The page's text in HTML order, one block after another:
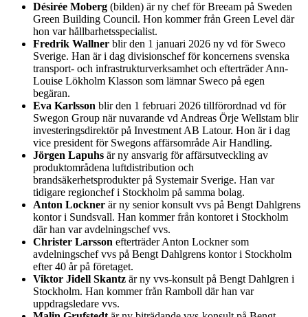
Désirée Moberg (bilden) är ny chef för Breeam på Sweden
Green Building Council. Hon kommer från Green Level där
hon var hållbarhetsspecialist.
Fredrik Wallner blir den 1 januari 2026 ny vd för Sweco
Sverige. Han är i dag divisionschef för koncernens svenska
transport- och infrastrukturverksamhet och efterträder Ann-
Louise Lökholm Klasson som lämnar Sweco på egen
begäran.
Eva Karlsson blir den 1 februari 2026 tillförordnad vd för
Swegon Group när nuvarande vd Andreas Örje Wellstam blir
investeringsdirektör på Investment AB Latour. Hon är i dag
vice president för Swegons affärsområde Air Handling.
Jörgen Lapuhs är ny ansvarig för affärsutveckling av
produktområdena luftdistribution och
brandsäkerhetsprodukter på Systemair Sverige. Han var
tidigare regionchef i Stockholm på samma bolag.
Anton Lockner är ny senior konsult vvs på Bengt Dahlgrens
kontor i Sundsvall. Han kommer från kontoret i Stockholm
där han var avdelningschef vvs.
Christer Larsson efterträder Anton Lockner som
avdelningschef vvs på Bengt Dahlgrens kontor i Stockholm
efter 40 år på företaget.
Viktor Jidell Skantz är ny vvs-konsult på Bengt Dahlgren i
Stockholm. Han kommer från Ramboll där han var
uppdragsledare vvs.